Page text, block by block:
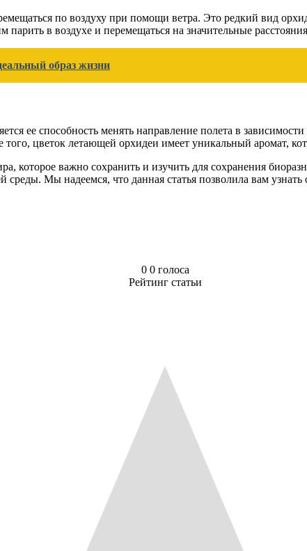
по воздуху при помощи ветра. Это редкий вид
в воздухе и перемещаться на значительные
образ жизни
ее способность менять направление полета в
цветок летающей орхидеи имеет уникальный аромат,
которое важно сохранить и изучить для сохранения
Мы надеемся, что данная статья позволила вам
0 0 голоса
Рейтинг статьи